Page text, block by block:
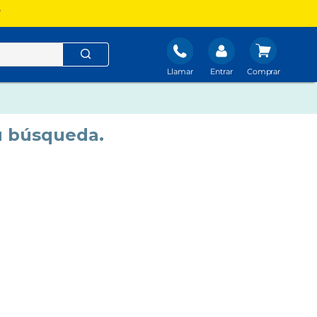
Llamar Entrar
búsqueda.